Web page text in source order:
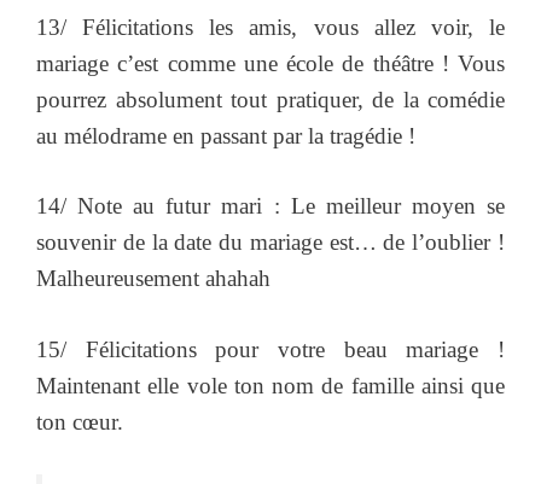
13/ Félicitations les amis, vous allez voir, le
mariage c’est comme une école de théâtre ! Vous
pourrez absolument tout pratiquer, de la comédie
au mélodrame en passant par la tragédie !
14/ Note au futur mari : Le meilleur moyen se
souvenir de la date du mariage est… de l’oublier !
Malheureusement ahahah
15/ Félicitations pour votre beau mariage !
Maintenant elle vole ton nom de famille ainsi que
ton cœur.